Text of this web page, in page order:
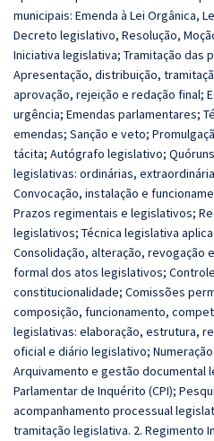
municipais: Emenda à Lei Orgânica,
Decreto legislativo, Resolução,
Iniciativa legislativa; Tramitação das
Apresentação, distribuição,
aprovação, rejeição e redação final;
urgência; Emendas parlamentares;
emendas; Sanção e veto;
tácita; Autógrafo legislativo;
legislativas: ordinárias,
Convocação, instalação e
Prazos regimentais e legislativos;
legislativos; Técnica legislativa
Consolidação, alteração, revogação
formal dos atos legislativos;
constitucionalidade; Comissões
composição, funcionamento,
legislativas: elaboração, estrutura,
oficial e diário legislativo;
Arquivamento e gestão documental
Parlamentar de Inquérito (CPI);
acompanhamento processual
tramitação legislativa. 2. Regimento